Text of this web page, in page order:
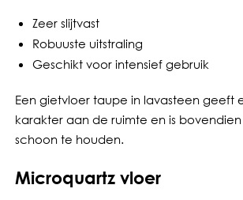
Zeer slijtvast
Robuuste uitstraling
Geschikt voor intensief gebruik
Een gietvloer taupe in lavasteen geeft
karakter aan de ruimte en is
schoon te houden.
Microquartz vloer